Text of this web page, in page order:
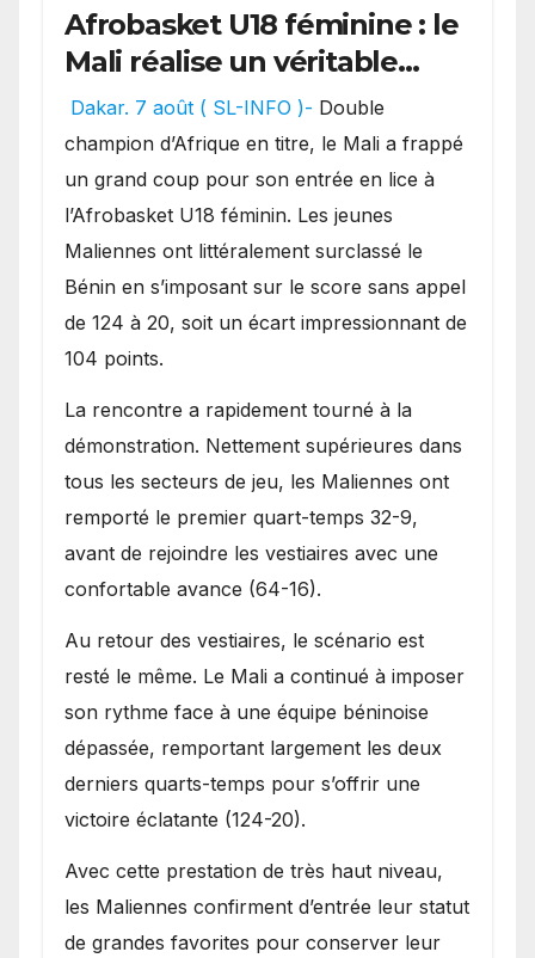
Afrobasket U18 féminine : le
Mali réalise un véritable
festival offensif et inflige
une lourde défaite au
Bénin.
Dakar. 7 août ( SL-INFO )- Double
champion d’Afrique en titre, le Mali a frappé
un grand coup pour son entrée en lice à
l’Afrobasket U18 féminin. Les jeunes
Maliennes ont littéralement surclassé le
Bénin en s’imposant sur le score sans appel
de 124 à 20, soit un écart impressionnant de
104 points.
La rencontre a rapidement tourné à la
démonstration. Nettement supérieures dans
tous les secteurs de jeu, les Maliennes ont
remporté le premier quart-temps 32-9,
avant de rejoindre les vestiaires avec une
confortable avance (64-16).
Au retour des vestiaires, le scénario est
resté le même. Le Mali a continué à imposer
son rythme face à une équipe béninoise
dépassée, remportant largement les deux
derniers quarts-temps pour s’offrir une
victoire éclatante (124-20).
Avec cette prestation de très haut niveau,
les Maliennes confirment d’entrée leur statut
de grandes favorites pour conserver leur